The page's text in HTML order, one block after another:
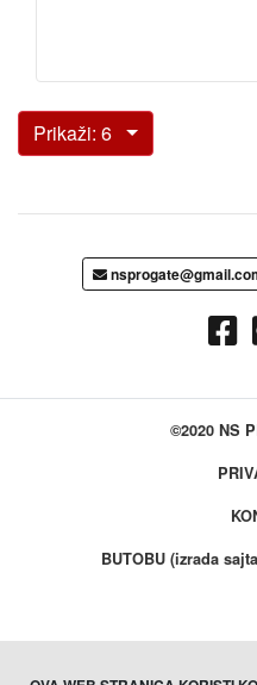
Prikaži: 6
©2020 NS
BUTOBU (izrada